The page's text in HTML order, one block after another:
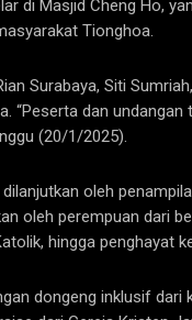
di Masjid Cheng Ho,
Tionghoa.
Surabaya, Siti
“Peserta dan
(20/1/2025).
oleh
oleh perempuan dari
hingga penghayat
dongeng inklusif dari